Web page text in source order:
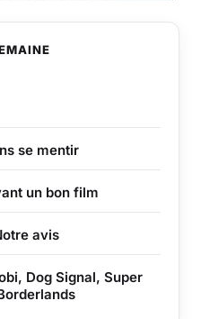
se mentir
un bon film
avis
Dog Signal, Super